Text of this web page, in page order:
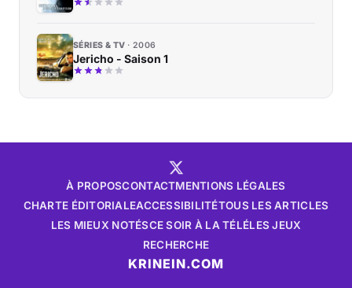
SÉRIES & TV 2006
Jericho - Saison 1
À PROPOSCONTACTMENTIONS LÉGALES
CHARTE ÉDITORIALEACCESSIBILITÉTOUS LES ARTICLES
LES MIEUX NOTÉSCE SOIR À LA TÉLÉLES JEUX
RECHERCHE
KRINEIN.COM